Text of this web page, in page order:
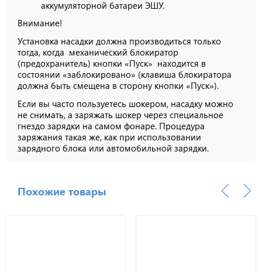
аккумуляторной батареи ЭШУ.
Внимание!
Установка насадки должна производиться только
тогда, когда механический блокиратор
(предохранитель) кнопки «Пуск» находится в
состоянии «заблокировано» (клавиша блокиратора
должна быть смещена в сторону кнопки «Пуск»).
Если вы часто пользуетесь шокером, насадку можно
не снимать, а заряжать шокер через специальное
гнездо зарядки на самом фонаре. Процедура
заряжания такая же, как при использовании
зарядного блока или автомобильной зарядки.
Похожие товары